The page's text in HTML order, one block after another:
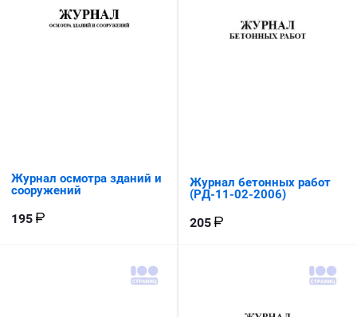
Журнал осмотра зданий и
сооружений
195
Журнал бетонных работ
(РД-11-02-2006)
205